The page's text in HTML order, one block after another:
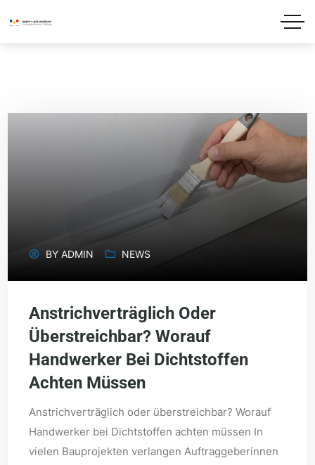
BYADMIN NEWS
Anstrichverträglich Oder
Überstreichbar? Worauf
Handwerker Bei Dichtstoffen
Achten Müssen
Anstrichverträglich oder überstreichbar? Worauf
Handwerker bei Dichtstoffen achten müssen In
vielen Bauprojekten verlangen Auftraggeberinnen